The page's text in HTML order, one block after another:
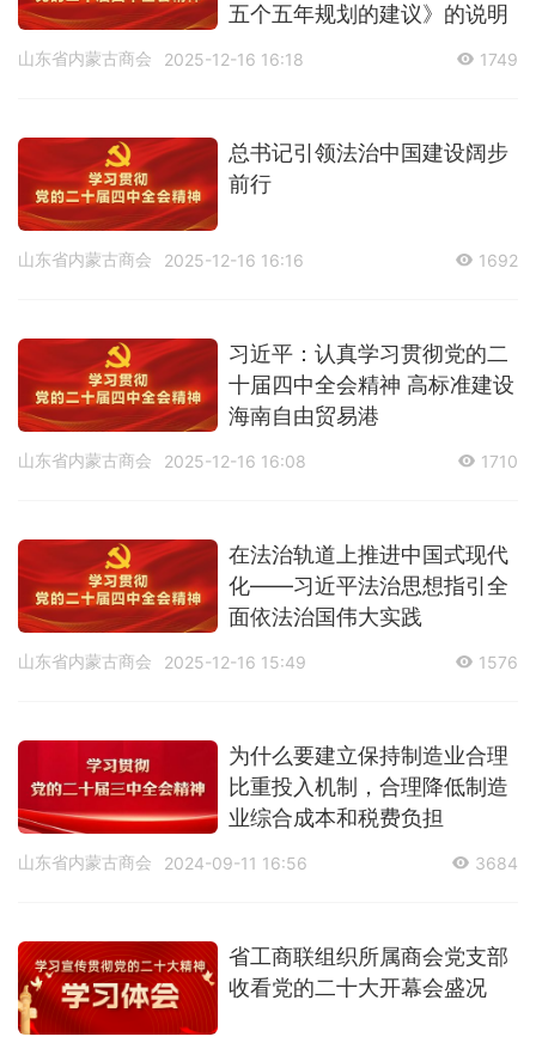
五个五年规划的建议》的说明
山东省内蒙古商会 2025-12-16 16:18 1749
总书记引领法治中国建设阔步
前行
山东省内蒙古商会 2025-12-16 16:16 1692
习近平：认真学习贯彻党的二
十届四中全会精神 高标准建设
海南自由贸易港
山东省内蒙古商会 2025-12-16 16:08 1710
在法治轨道上推进中国式现代
化——习近平法治思想指引全
面依法治国伟大实践
山东省内蒙古商会 2025-12-16 15:49 1576
为什么要建立保持制造业合理
比重投入机制，合理降低制造
业综合成本和税费负担
山东省内蒙古商会 2024-09-11 16:56 3684
省工商联组织所属商会党支部
收看党的二十大开幕会盛况